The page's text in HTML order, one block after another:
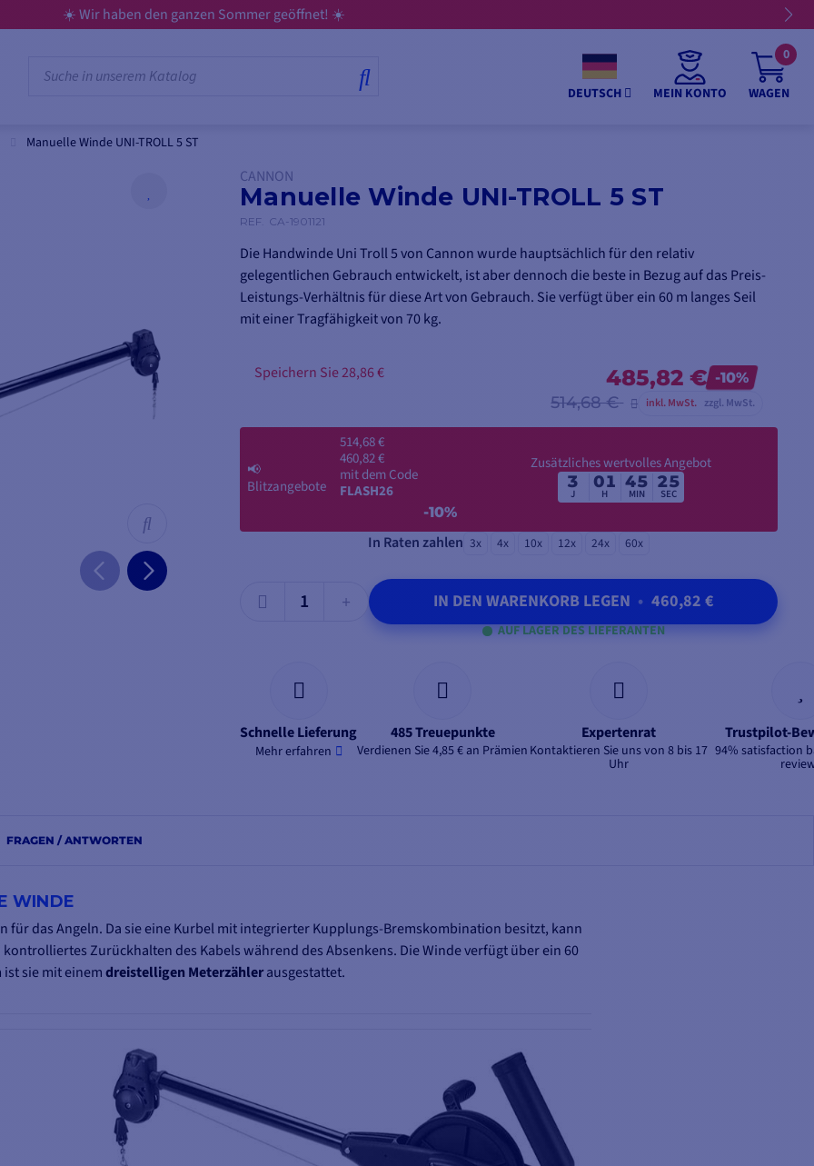
☀️ Wir haben den ganzen Sommer geöffnet! ☀️
DEUTSCH MEIN KONTO WAGEN
0
Manuelle Winde UNI-TROLL 5 ST
CANNON
Manuelle Winde UNI-TROLL 5 ST
REF. CA-1901121
Die Handwinde Uni Troll 5 von Cannon wurde hauptsächlich für den relativ
gelegentlichen Gebrauch entwickelt, ist aber dennoch die beste in Bezug auf das Preis-
Leistungs-Verhältnis für diese Art von Gebrauch. Sie verfügt über ein 60 m langes Seil
mit einer Tragfähigkeit von 70 kg.
485,82 € -10%
514,68 € inkl. MwSt. zzgl. MwSt.
Speichern Sie 28,86 €
📢
Blitzangebote
514,68 €
460,82 €
mit dem Code
FLASH26
-10%
Zusätzliches wertvolles Angebot
3
J
01
H
45
MIN
24
SEC
In Raten zahlen 3x 4x 10x 12x 24x 60x
IN DEN WARENKORB LEGEN • 460,82 €
AUF LAGER DES LIEFERANTEN
Schnelle Lieferung
Mehr erfahren
485 Treuepunkte
Verdienen Sie 4,85 € an Prämien
Expertenrat
Kontaktieren Sie uns von 8 bis 17
Uhr
Trustpilot-
94% satisfaction
FRAGEN / ANTWORTEN
WINDE
das Angeln. Da sie eine Kurbel mit integrierter Kupplungs-Bremskombination besitzt, kann
Zurückhalten des Kabels während des Absenkens. Die Winde verfügt über ein 60
sie mit einemdreistelligen Meterzählerausgestattet.